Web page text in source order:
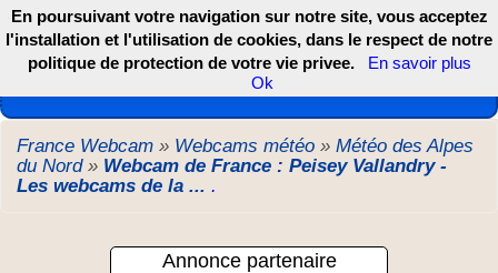
Les webcams de France, DOM TOM et COM
France Webcam » Webcams météo » Météo des Alpes
du Nord» Webcam de France : Peisey Vallandry -
Les webcams de la ... .
Annonce partenaire
En poursuivant votre navigation sur notre site, vous acceptez
l'installation et l'utilisation de cookies, dans le respect de notre
politique de protection de votre vie privee.
En savoir plus
Ok